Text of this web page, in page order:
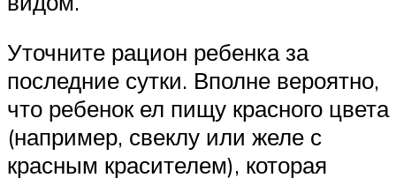
Уточните рацион ребенка за
последние сутки. Вполне вероятно,
что ребенок ел пищу красного цвета
(например, свеклу или желе с
красным красителем), которая